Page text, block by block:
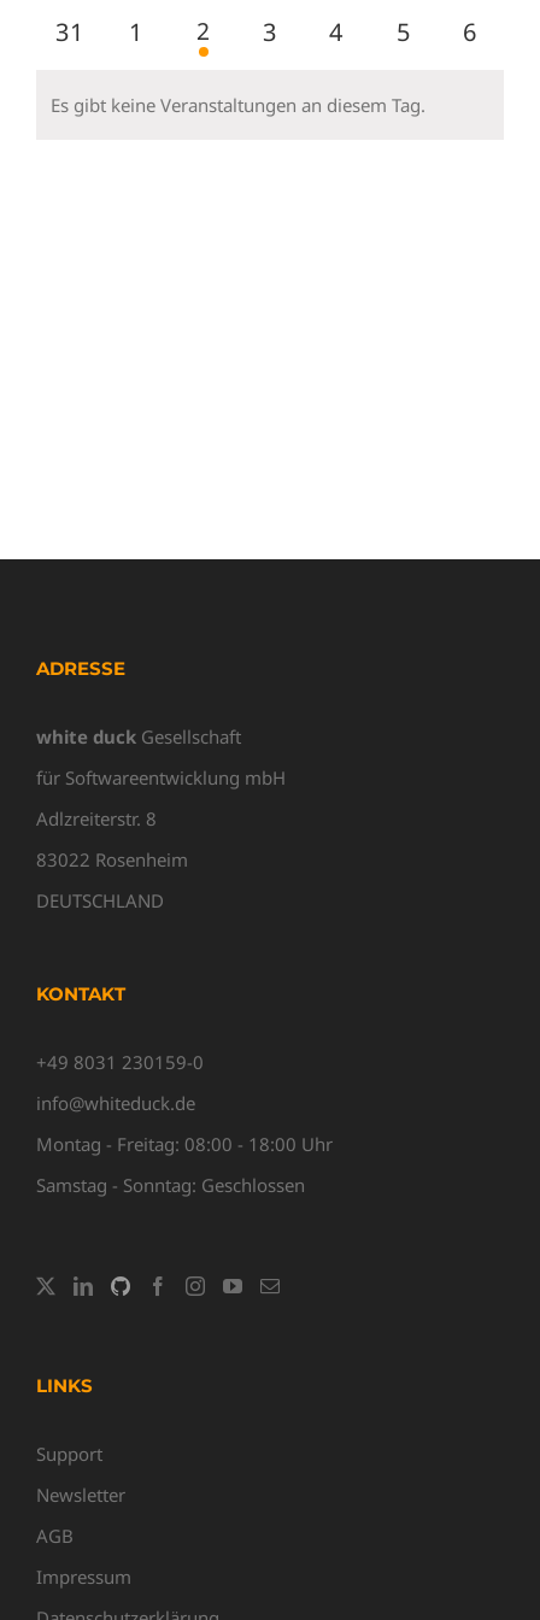
Veranstaltungen
Veranstaltungen
Veranstaltungen
Veranstaltungen
Veranstaltungen
0
Veranstaltungen
31
0
Veranstaltungen
1
1
Veranstaltung
2
0
3
0
4
0
5
0
6
Hinweis
Es gibt keine Veranstaltungen an diesem Tag.
ADRESSE
white duck Gesellschaft
für Softwareentwicklung mbH
Adlzreiterstr. 8
83022 Rosenheim
DEUTSCHLAND
KONTAKT
+49 8031 230159-0
info@whiteduck.de
Montag - Freitag: 08:00 - 18:00 Uhr
Samstag - Sonntag: Geschlossen
LINKS
Support
Newsletter
AGB
Impressum